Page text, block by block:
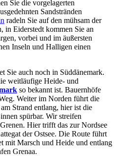
Sie die vorgelagerten
Sandstränden
radeln Sie auf den mühsam der
in Eiderstedt kommen Sie an
vorbei und im äußersten
Inseln und Halligen einen
Sie auch noch in Süddänemark.
weitläufige Heide- und
so bekannt ist. Bauernhöfe
Weiter im Norden führt die
Strand entlang, hier ist die
spürbar. Wir streifen
Hier trifft das zur Nordsee
der Ostsee. Die Route führt
mit Marsch und Heide und entlang
Grenaa.